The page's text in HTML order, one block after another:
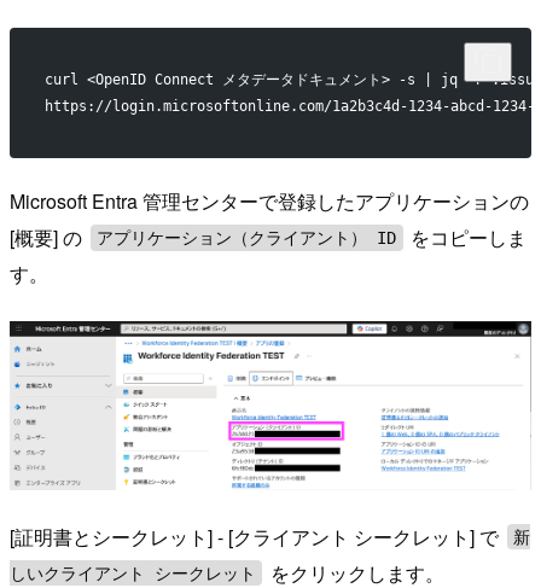
curl <OpenID Connect メタデータドキュメント> -s | jq -r
https://login.microsoftonline.com/1a2b3c4d-1234-abcd-1234-
Microsoft Entra 管理センターで登録したアプリケーションの
[概要] の
アプリケーション（クライアント） ID
をコピーしま
す。
[証明書とシークレット] - [クライアント シークレット] で
新
しいクライアント シークレット
をクリックします。